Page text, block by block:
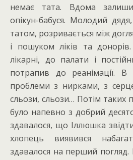
немає тата. Вдома
опікун-бабуся. Молодий
татом, розривається між
і пошуком ліків та
лікарні, до палати і
потрапив до реанімації. В
проблеми з нирками, з
сльози, сльози… Потім таких
було напевно з добрий
здавалося, що Іллюшка
хлопець виявився
здавалося на перший погляд.